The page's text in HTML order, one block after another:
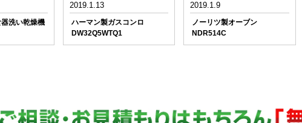
洗い乾燥機
2019.1.13
ハーマン製ガスコンロ
DW32Q5WTQ1
2019.1.9
ノーリツ製オーブン
NDR514C